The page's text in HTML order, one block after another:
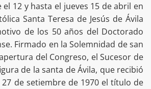
el 12 y hasta el jueves 15 de abril en
Santa Teresa de Jesús de Ávila
de los 50 años del Doctorado
Firmado en la Solemnidad de san
del Congreso, el Sucesor de
de la santa de Ávila, que recibió
27 de setiembre de 1970 el título de